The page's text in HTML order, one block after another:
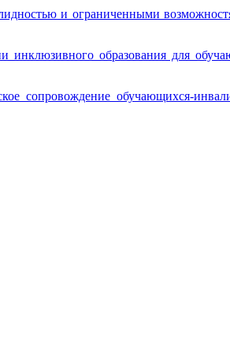
и ограниченными
образования для
сопровождение обучающихся-